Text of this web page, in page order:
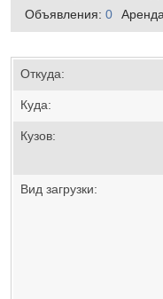
Объявления: 0
Откуда:
Куда:
Кузов:
Вид загрузки: